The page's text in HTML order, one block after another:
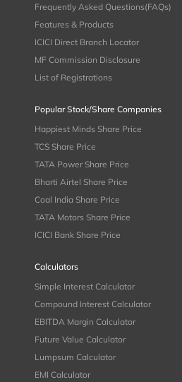
Frequently Asked Questions(FAQs)
Features & Products
ICICI Direct Branch Locator
MF Commission Disclosure
List of Registrations
Popular Stock/Share Companies
Happiest Minds Share Price
TCS Share Price
TATA Power Share Price
Bharti Airtel Share Price
Coal India Share Price
TATA Motors Share Price
ICICI Bank Share Price
Calculators
Simple Interest Calculator
Compound Interest Calculator
EBITDA Margin Calculator
Future Value Calculator
Lumpsum Calculator
EMI Calculator